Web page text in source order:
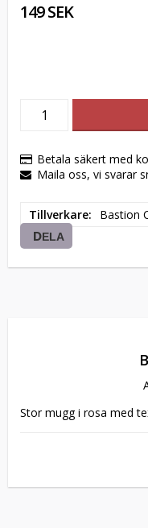
149 SEK
Betala säkert med
Maila oss, vi svarar
Tillverkare Bastion
DELA
Stor mugg i rosa med